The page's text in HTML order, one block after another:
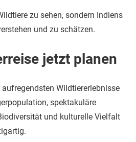
zu sehen, sondern Indiens
und zu schätzen.
jetzt planen
Wildtiererlebnisse
spektakuläre
und kulturelle Vielfalt